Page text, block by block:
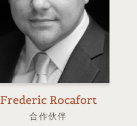
Frederic Rocafort
合作伙伴